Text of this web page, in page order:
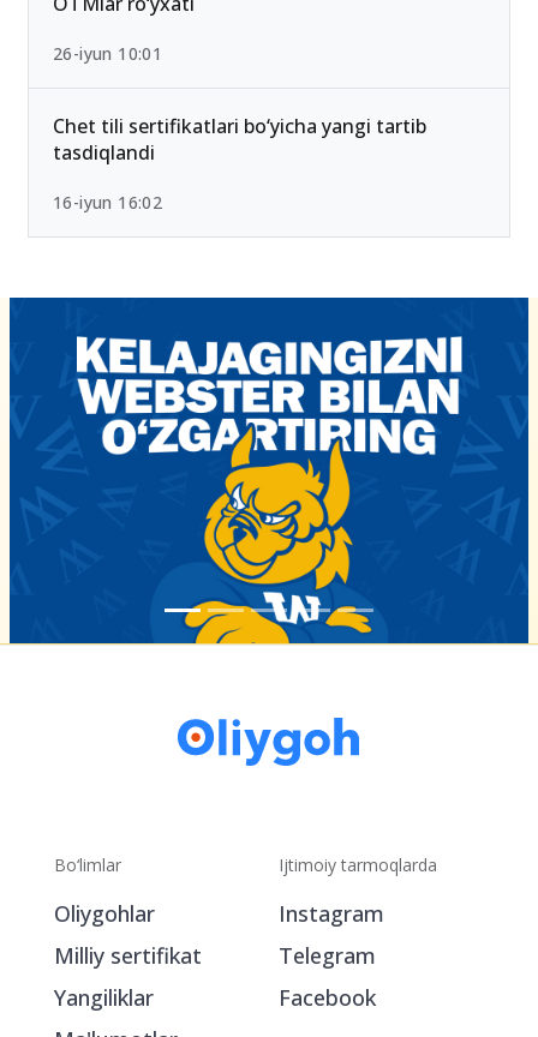
2026-yilda eng past ball bilan kirsa bo‘ladigan
OTMlar ro‘yxati
26-iyun 10:01
Chet tili sertifikatlari bo‘yicha yangi tartib
tasdiqlandi
Bo‘limlar
Oliygohlar
Ijtimoiy tarmoqlarda
Instagram